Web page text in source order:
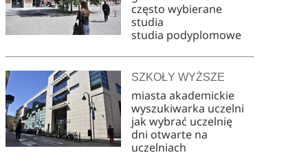
często wybierane
studia
studia podyplomowe
SZKOŁY WYŻSZE
miasta akademickie
wyszukiwarka uczelni
jak wybrać uczelnię
dni otwarte na
uczelniach